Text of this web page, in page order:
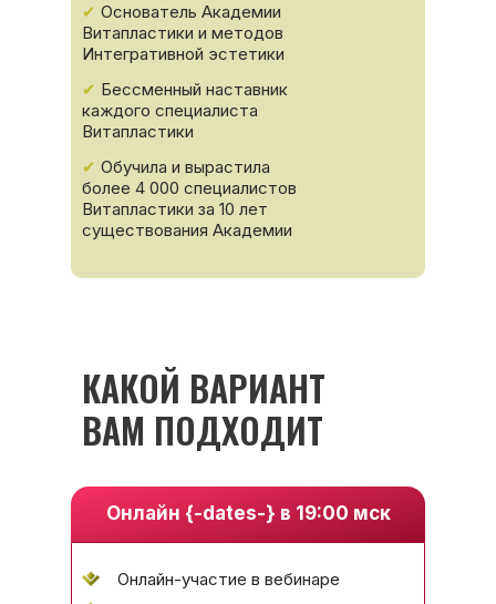
✔ Бессменный наставник
каждого специалиста
Витапластики
✔ Основатель Академии
Витапластики и методов
Интегративной эстетики
✔ Обучила и вырастила
более 4 000 специалистов
Витапластики за 10 лет
существования Академии
Онлайн {-dates-} в 19:00 мск
Онлайн-участие в вебинаре
КАКОЙ ВАРИАНТ
ВАМ ПОДХОДИТ